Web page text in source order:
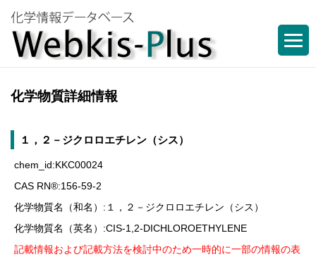
化学物質詳細情報
１，２－ジクロロエチレン（シス）
chem_id:KKC00024
CAS RN®:156-59-2
化学物質名（和名）:１，２－ジクロロエチレン（シス）
化学物質名（英名）:CIS-1,2-DICHLOROETHYLENE
記載情報および記載方法を検討中のため一時的に一部の情報の表